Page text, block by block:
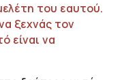
του εαυτού.
ξεχνάς τον
είναι να